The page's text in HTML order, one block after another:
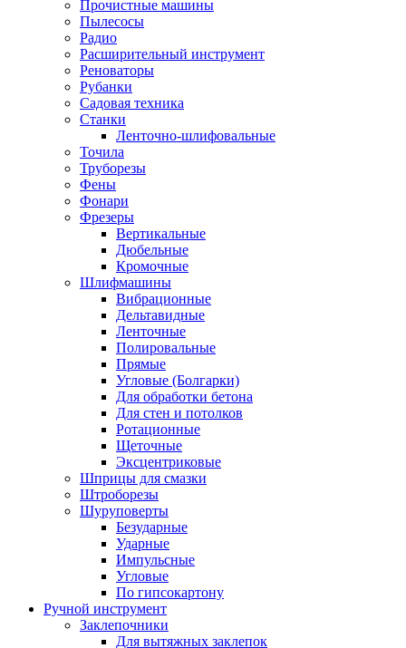
Прочистные машины
Пылесосы
Радио
Расширительный инструмент
Реноваторы
Рубанки
Садовая техника
Станки
Ленточно-шлифовальные
Точила
Труборезы
Фены
Фонари
Фрезеры
Вертикальные
Дюбельные
Кромочные
Шлифмашины
Вибрационные
Дельтавидные
Ленточные
Полировальные
Прямые
Угловые (Болгарки)
Для обработки бетона
Для стен и потолков
Ротационные
Щеточные
Эксцентриковые
Шприцы для смазки
Штроборезы
Шуруповерты
Безударные
Ударные
Импульсные
Угловые
По гипсокартону
Ручной инструмент
Заклепочники
Для вытяжных заклепок